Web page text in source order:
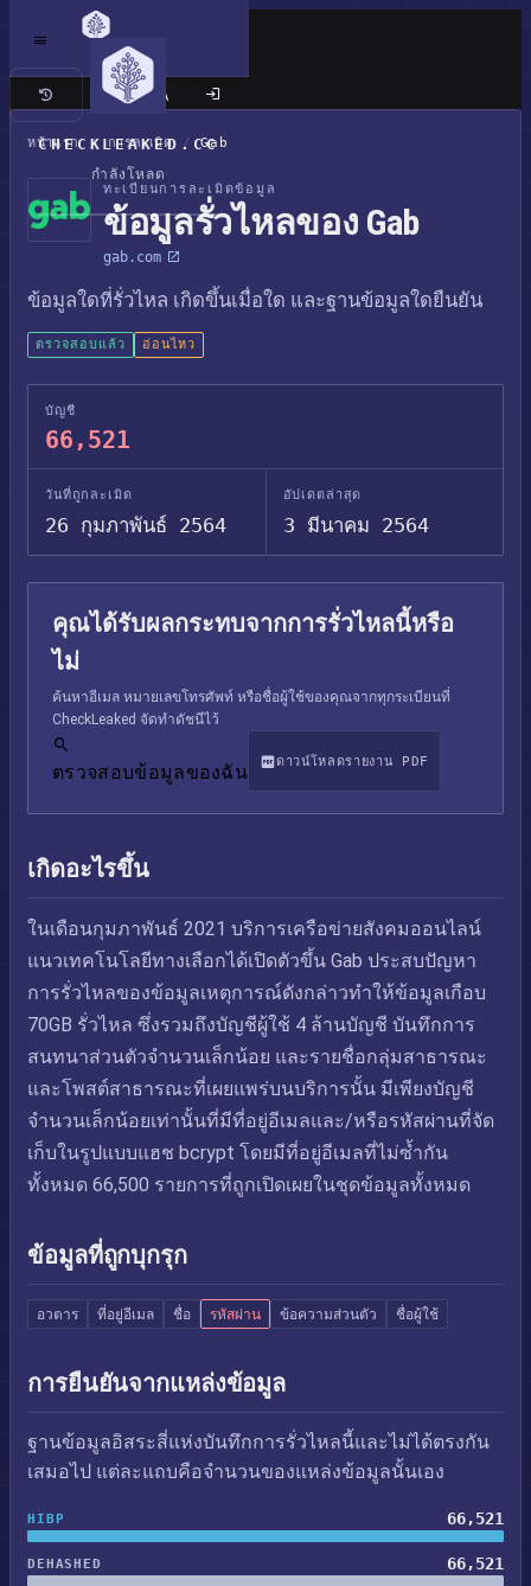
CHECKLEAKED.CC
กำลังโหลด
เว็บไซต์แบบคลาสสิก
หน้าแรก / การละเมิด / Gab
ทะเบียนการละเมิดข้อมูล
ข้อมูลรั่วไหลของ Gab
gab.com
ข้อมูลใดที่รั่วไหล เกิดขึ้นเมื่อใด และฐานข้อมูลใดยืนยัน
ตรวจสอบแล้ว อ่อนไหว
บัญชี
66,521
วันที่ถูกละเมิด
26 กุมภาพันธ์ 2564
อัปเดตล่าสุด
3 มีนาคม 2564
คุณได้รับผลกระทบจากการรั่วไหลนี้หรือ
ไม่
ค้นหาอีเมล หมายเลขโทรศัพท์ หรือชื่อผู้ใช้ของคุณจากทุกระเบียนที่
CheckLeaked จัดทำดัชนีไว้
ตรวจสอบข้อมูลของฉัน ดาวน์โหลดรายงาน PDF
เกิดอะไรขึ้น
ในเดือนกุมภาพันธ์ 2021 บริการเครือข่ายสังคมออนไลน์
แนวเทคโนโลยีทางเลือกได้เปิดตัวขึ้น Gab ประสบปัญหา
การรั่วไหลของข้อมูลเหตุการณ์ดังกล่าวทำให้ข้อมูลเกือบ
70GB รั่วไหล ซึ่งรวมถึงบัญชีผู้ใช้ 4 ล้านบัญชี บันทึกการ
สนทนาส่วนตัวจำนวนเล็กน้อย และรายชื่อกลุ่มสาธารณะ
และโพสต์สาธารณะที่เผยแพร่บนบริการนั้น มีเพียงบัญชี
จำนวนเล็กน้อยเท่านั้นที่มีที่อยู่อีเมลและ/หรือรหัสผ่านที่จัด
เก็บในรูปแบบแฮช bcrypt โดยมีที่อยู่อีเมลที่ไม่ซ้ำกัน
ทั้งหมด 66,500 รายการที่ถูกเปิดเผยในชุดข้อมูลทั้งหมด
ข้อมูลที่ถูกบุกรุก
อวตาร ที่อยู่อีเมล ชื่อ รหัสผ่าน ข้อความส่วนตัว ชื่อผู้ใช้
การยืนยันจากแหล่งข้อมูล
ฐานข้อมูลอิสระสี่แห่งบันทึกการรั่วไหลนี้และไม่ได้ตรงกัน
เสมอไป แต่ละแถบคือจำนวนของแหล่งข้อมูลนั้นเอง
HIBP 66,521
DEHASHED 66,521